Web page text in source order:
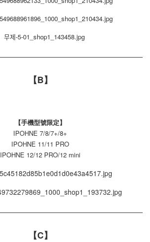
【B】
【手機型號限定】
IPOHNE 7/8/7+/8+
IPOHNE 11/11 PRO
IPOHNE 12/12 PRO/12 mini
【C】